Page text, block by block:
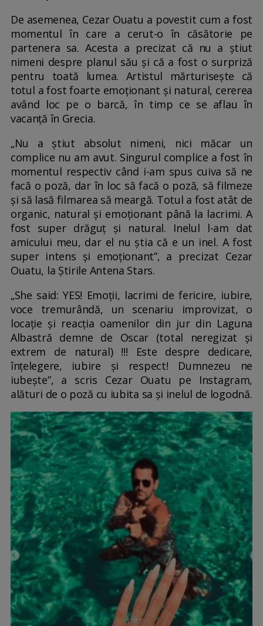
De asemenea, Cezar Ouatu a povestit cum a fost
momentul în care a cerut-o în căsătorie pe
partenera sa. Acesta a precizat că nu a știut
nimeni despre planul său și că a fost o surpriză
pentru toată lumea. Artistul mărturisește că
totul a fost foarte emoționant și natural, cererea
având loc pe o barcă, în timp ce se aflau în
vacanță în Grecia.
„Nu a știut absolut nimeni, nici măcar un
complice nu am avut. Singurul complice a fost în
momentul respectiv când i-am spus cuiva să ne
facă o poză, dar în loc să facă o poză, să filmeze
și să lasă filmarea să meargă. Totul a fost atât de
organic, natural și emoționant până la lacrimi. A
fost super drăguț și natural. Inelul l-am dat
amicului meu, dar el nu știa că e un inel. A fost
super intens și emoționant”, a precizat Cezar
Ouatu, la Știrile Antena Stars.
„She said: YES! Emoții, lacrimi de fericire, iubire,
voce tremurândă, un scenariu improvizat, o
locație și reacția oamenilor din jur din Laguna
Albastră demne de Oscar (total neregizat şi
extrem de natural) !!! Este despre dedicare,
înțelegere, iubire și respect! Dumnezeu ne
iubeşte”, a scris Cezar Ouatu pe Instagram,
alături de o poză cu iubita sa și inelul de logodnă.